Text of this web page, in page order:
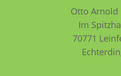
Otto Arnold
Im
70771